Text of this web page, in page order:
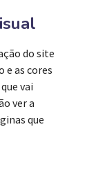
do site
e as cores
vai
ver a
que